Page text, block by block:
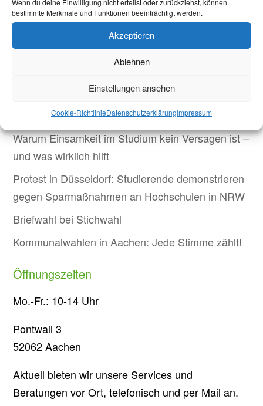
bestimmte Merkmale und Funktionen beeinträchtigt werden.
Akzeptieren
Ablehnen
Einstellungen ansehen
Cookie-RichtlinieDatenschutzerklärungImpressum
Möglichkeit für Austausch und Gespräche. Die
erste Veranstaltung soll sich um das Thema
innerstädtische Mobilität drehen. Zu Beginn gibt
Welcome Week und darüber hinaus: Onboarding
neuer internationaler Studierender
Warum Einsamkeit im Studium kein Versagen ist –
und was wirklich hilft
Protest in Düsseldorf: Studierende demonstrieren
gegen Sparmaßnahmen an Hochschulen in NRW
Briefwahl bei Stichwahl
Kommunalwahlen in Aachen: Jede Stimme zählt!
Öffnungszeiten
Mo.-Fr.: 10-14 Uhr
Pontwall 3
52062 Aachen
Aktuell bieten wir unsere Services und
Beratungen vor Ort, telefonisch und per Mail an.